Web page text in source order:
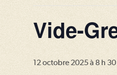
Vide-
12 octobre 2025 à 8 h